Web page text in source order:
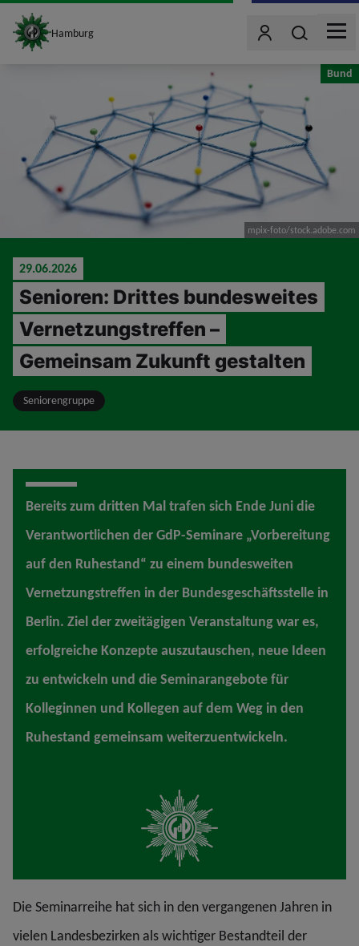
site_logo
Hamburg BenutzerWonach
MENU
mpix-foto/stock.adobe.com
Bund
29.06.2026
Senioren: Drittes bundesweites
Vernetzungstreffen –
Gemeinsam Zukunft gestalten
Seniorengruppe
Bereits zum dritten Mal trafen sich Ende Juni die
Verantwortlichen der GdP-Seminare „Vorbereitung
auf den Ruhestand“ zu einem bundesweiten
Vernetzungstreffen in der Bundesgeschäftsstelle in
Berlin. Ziel der zweitägigen Veranstaltung war es,
erfolgreiche Konzepte auszutauschen, neue Ideen
zu entwickeln und die Seminarangebote für
Kolleginnen und Kollegen auf dem Weg in den
Ruhestand gemeinsam weiterzuentwickeln.
Die Seminarreihe hat sich in den vergangenen Jahren in
vielen Landesbezirken als wichtiger Bestandteil der